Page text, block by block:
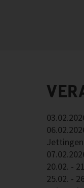
20.02. -
25.02. -